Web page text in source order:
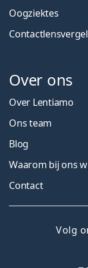
Oogziektes
Over ons
Over Lentiamo
Ons team
Blog
Waarom bij ons
Contact
Volg